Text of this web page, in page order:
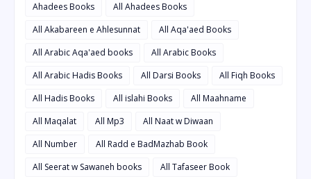
Ahadees Books
All Ahadees Books
All Akabareen e Ahlesunnat
All Aqa'aed Books
All Arabic Aqa'aed books
All Arabic Books
All Arabic Hadis Books
All Darsi Books
All Fiqh Books
All Hadis Books
All islahi Books
All Maahname
All Maqalat
All Mp3
All Naat w Diwaan
All Number
All Radd e BadMazhab Book
All Seerat w Sawaneh books
All Tafaseer Book